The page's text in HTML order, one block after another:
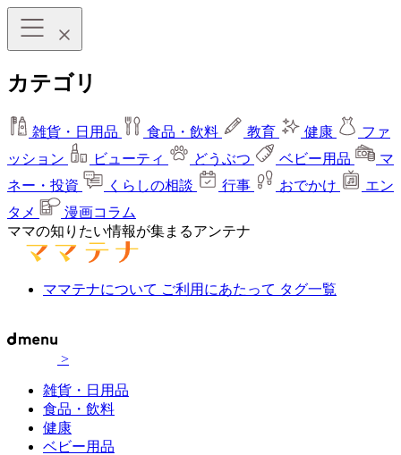
カテゴリ
雑貨・日用品 食品・飲料 教育 健康
ファ
ッション
ビューティ どうぶつ ベビー用品
マ
ネー・投資
くらしの相談 行事 おでかけ
エン
タメ
漫画コラム
ママの知りたい情報が集まるアンテナ
ママテナについて ご利用にあたって タグ一覧
>
雑貨・日用品
食品・飲料
健康
ベビー用品